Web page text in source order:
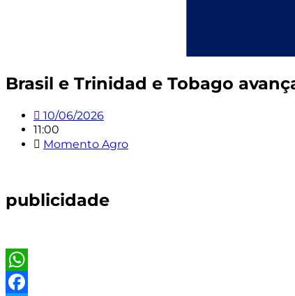
Brasil e Trinidad e Tobago
10/06/2026
11:00
Momento Agro
publicidade
WhatsApp